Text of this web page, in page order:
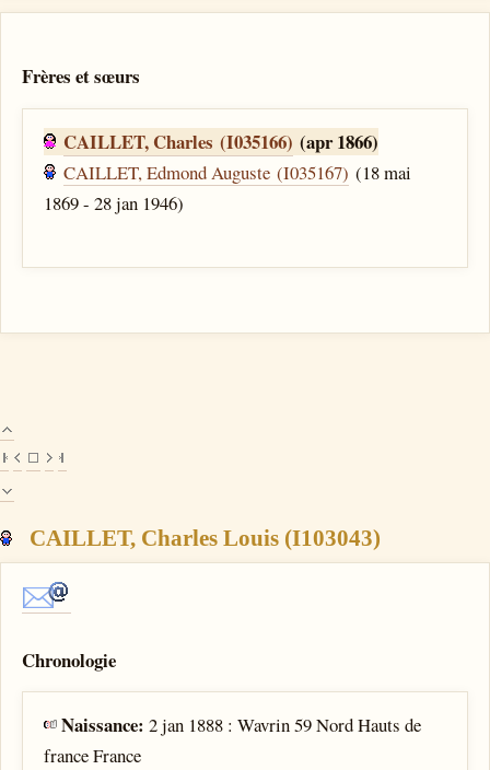
Frères et sœurs
CAILLET, Charles (I035166) (apr 1866)
CAILLET, Edmond Auguste (I035167) (18 mai
1869 - 28 jan 1946)
CAILLET, Charles Louis (I103043)
Chronologie
Naissance:2 jan 1888 : Wavrin 59 Nord Hauts de
france France